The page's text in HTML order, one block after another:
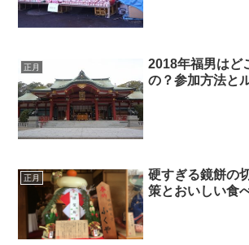
正月
2018年福男はど
の？参加方法と
正月
硬すぎる鏡餅の
策とおいしい食